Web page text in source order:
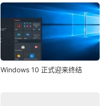
Windows 10 正式迎来终结